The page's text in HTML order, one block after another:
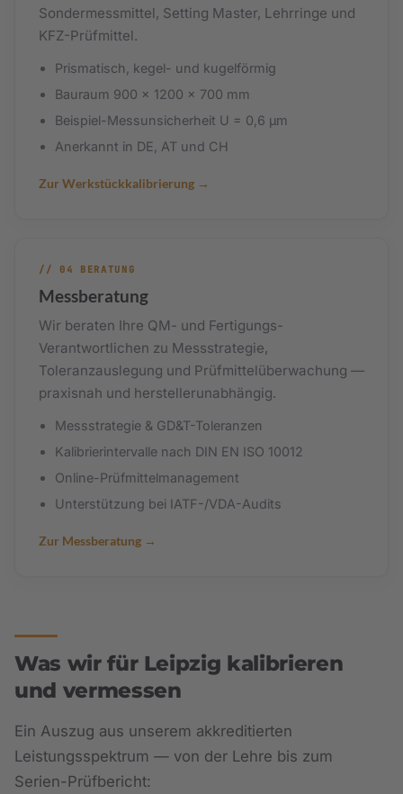
Sondermessmittel, Setting Master, Lehrringe und
KFZ-Prüfmittel.
Prismatisch, kegel- und kugelförmig
Bauraum 900 × 1200 × 700 mm
Beispiel-Messunsicherheit U = 0,6 µm
Anerkannt in DE, AT und CH
Zur Werkstückkalibrierung
// 04 BERATUNG
Messberatung
Wir beraten Ihre QM- und Fertigungs-
Verantwortlichen zu Messstrategie,
Toleranzauslegung und Prüfmittelüberwachung —
praxisnah und herstellerunabhängig.
Messstrategie & GD&T-Toleranzen
Kalibrierintervalle nach DIN EN ISO 10012
Online-Prüfmittelmanagement
Unterstützung bei IATF-/VDA-Audits
Zur Messberatung
Was wir für Leipzig kalibrieren
und vermessen
Ein Auszug aus unserem akkreditierten
Leistungsspektrum — von der Lehre bis zum
Serien-Prüfbericht: